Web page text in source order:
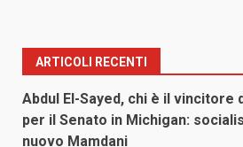
ARTICOLI RECENTI
Abdul El-Sayed, chi è il vincitore
per il Senato in Michigan:
nuovo Mamdani